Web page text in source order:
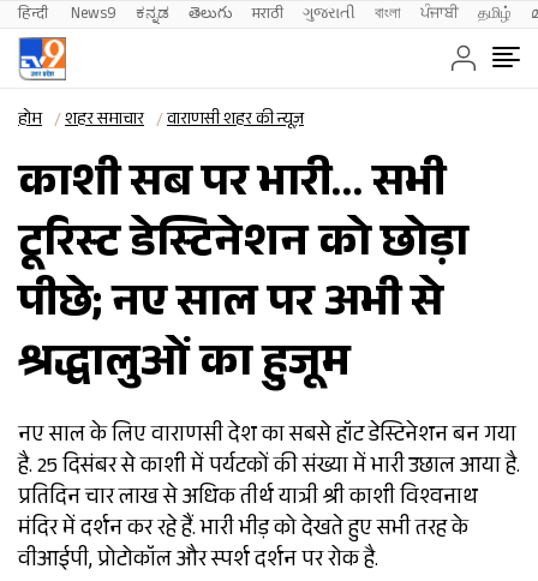
हिन्दी News9 ಕನ್ನಡ తెలుగు मराठी ગુજરાતી বাংলা ਪੰਜਾਬੀ தமிழ்
होम शहर समाचार वाराणसी शहर की न्यूज़
काशी सब पर भारी… सभी
टूरिस्ट डेस्टिनेशन को छोड़ा
पीछे; नए साल पर अभी से
श्रद्धालुओं का हुजूम
नए साल के लिए वाराणसी देश का सबसे हॉट डेस्टिनेशन बन गया
है. 25 दिसंबर से काशी में पर्यटकों की संख्या में भारी उछाल आया है.
प्रतिदिन चार लाख से अधिक तीर्थ यात्री श्री काशी विश्वनाथ
मंदिर में दर्शन कर रहे हैं. भारी भीड़ को देखते हुए सभी तरह के
वीआईपी, प्रोटोकॉल और स्पर्श दर्शन पर रोक है.